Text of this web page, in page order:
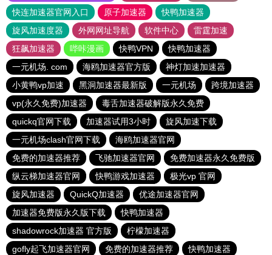
快连加速器官网入口
原子加速器
快鸭加速器
旋风加速度器
外网网址导航 软件中心
雷霆加速
狂飙加速器
哔咔漫画 快鸭VPN
快鸭加速器
一元机场. com
海鸥加速器官方版
神灯加速加速器
小黄鸭vp加速
黑洞加速器最新版 一元机场
跨境加速器
vp(永久免费)加速器
毒舌加速器破解版永久免费
quickq官网下载
加速器试用3小时
旋风加速下载
一元机场clash官网下载
海鸥加速器官网
免费的加速器推荐
飞驰加速器官网
免费加速器永久免费版
纵云梯加速器官网
快鸭游戏加速器
极光vp 官网
旋风加速器
QuickQ加速器
优途加速器官网
加速器免费版永久版下载
快鸭加速器
shadowrock加速器 官方版
柠檬加速器
gofly起飞加速器官网
免费的加速器推荐 快鸭加速器